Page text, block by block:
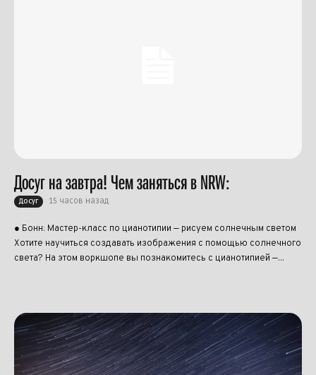
Досуг на завтра! Чем заняться в NRW:
Досуг 15 часов назад
● Бонн: Мастер-класс по цианотипии — рисуем солнечным светом
Хотите научиться создавать изображения с помощью солнечного
света? На этом воркшопе вы познакомитесь с цианотипией —...